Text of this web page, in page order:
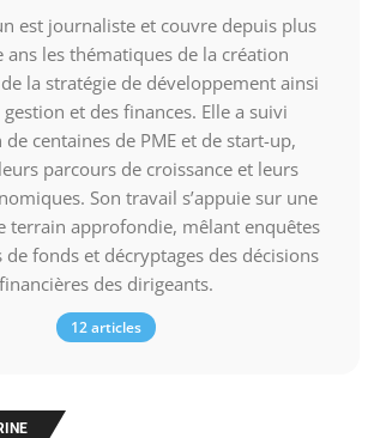
est journaliste et couvre depuis plus
ans les thématiques de la création
la stratégie de développement ainsi
et des finances. Elle a suivi
de centaines de PME et de start-up,
parcours de croissance et leurs
Son travail s’appuie sur une
terrain approfondie, mêlant enquêtes
de fonds et décryptages des décisions
financières des dirigeants.
12 articles